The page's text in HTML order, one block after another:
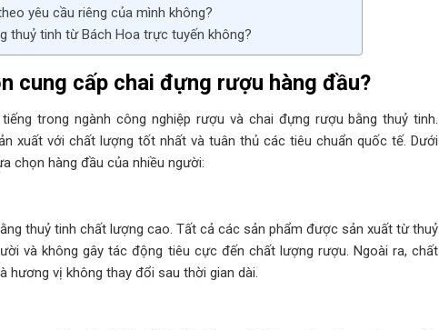
yêu cầu riêng của mình không?
thuỷ tinh từ Bách Hoa trực tuyến không?
cung cấp chai đựng rượu hàng đầu?
trong ngành công nghiệp rượu và chai đựng rượu bằng thuỷ tinh.
xuất với chất lượng tốt nhất và tuân thủ các tiêu chuẩn quốc tế. Dưới
chọn hàng đầu của nhiều người:
thuỷ tinh chất lượng cao. Tất cả các sản phẩm được sản xuất từ thuỷ
và không gây tác động tiêu cực đến chất lượng rượu. Ngoài ra, chất
vị không thay đổi sau thời gian dài.